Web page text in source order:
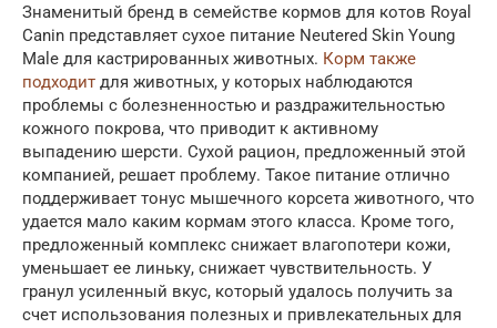
Знаменитый бренд в семействе кормов для котов Royal
Canin представляет сухое питание Neutered Skin Young
Male для кастрированных животных. Корм также
подходит для животных, у которых наблюдаются
проблемы с болезненностью и раздражительностью
кожного покрова, что приводит к активному
выпадению шерсти. Сухой рацион, предложенный этой
компанией, решает проблему. Такое питание отлично
поддерживает тонус мышечного корсета животного, что
удается мало каким кормам этого класса. Кроме того,
предложенный комплекс снижает влагопотери кожи,
уменьшает ее линьку, снижает чувствительность. У
гранул усиленный вкус, который удалось получить за
счет использования полезных и привлекательных для